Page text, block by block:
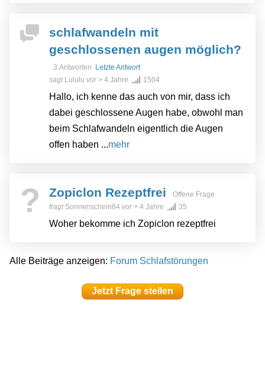
schlafwandeln mit
geschlossenen augen möglich?
3 Antworten
Letzte Antwort
sagt Lululu vor> 4 Jahre 1504
Hallo, ich kenne das auch von mir, dass ich
dabei geschlossene Augen habe, obwohl man
beim Schlafwandeln eigentlich die Augen
offen haben ...mehr
? Zopiclon Rezeptfrei
Offene Frage
fragt Sonnenschein84 vor> 4 Jahre 35
Woher bekomme ich Zopiclon rezeptfrei
Alle Beiträge anzeigen: Forum Schlafstörungen
Jetzt Frage stellen